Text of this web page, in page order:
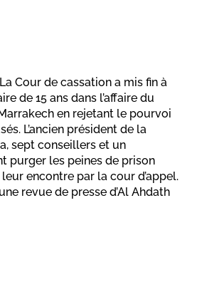
La Cour de cassation a mis fin à
de 15 ans dans l’affaire du
en rejetant le pourvoi
L’ancien président de la
sept conseillers et un
purger les peines de prison
encontre par la cour d’appel.
revue de presse d’Al Ahdath